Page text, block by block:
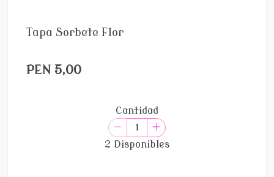
Tapa Sorbete Flor
PEN 5,00
Cantidad
2 Disponibles